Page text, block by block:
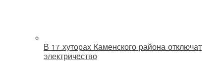
В 17 хуторах Каменского района отключат
электричество